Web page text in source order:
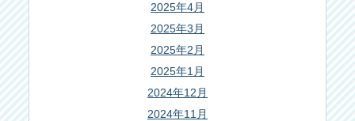
2025年4月
2025年3月
2025年2月
2025年1月
2024年12月
2024年11月